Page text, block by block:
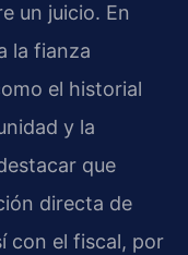
un juicio. En
la fianza
el historial
y la
que
directa de
con el fiscal, por